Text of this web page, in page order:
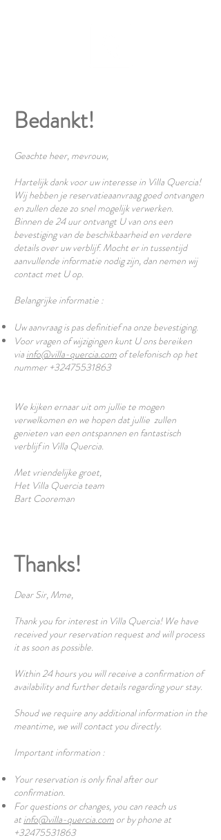
Bedankt!
Geachte heer, mevrouw,
Hartelijk dank voor uw interesse in Villa Quercia!
Wij hebben je reservatieaanvraag goed ontvangen
en zullen deze zo snel mogelijk verwerken.
Binnen de 24 uur ontvangt U van ons een
bevestiging van de beschikbaarheid en verdere
details over uw verblijf. Mocht er in tussentijd
aanvullende informatie nodig zijn, dan nemen wij
contact met U op.
Belangrijke informatie :
Uw aanvraag is pas definitief na onze bevestiging.
Voor vragen of wijzigingen kunt U ons bereiken
via info@villa-quercia.com of telefonisch op het
nummer +32475531863
We kijken ernaar uit om jullie te mogen
verwelkomen en we hopen dat jullie zullen
genieten van een ontspannen en fantastisch
verblijf in Villa Quercia.
Met vriendelijke groet,
Het Villa Quercia team
Bart Cooreman
Thanks!
Dear Sir, Mme,
Thank you for interest in Villa Quercia! We have
received your reservation request and will process
it as soon as possible.
Within 24 hours you will receive a confirmation of
availability and further details regarding your stay.
Shoud we require any additional information in the
meantime, we will contact you directly.
Important information :
Your reservation is only final after our
confirmation.
For questions or changes, you can reach us
at info@villa-quercia.com or by phone at
+32475531863